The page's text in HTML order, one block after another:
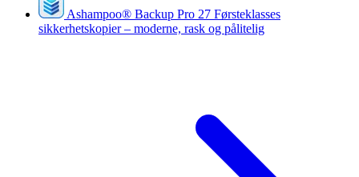
Ashampoo® Backup Pro 27 Førsteklasses
sikkerhetskopier – moderne, rask og pålitelig